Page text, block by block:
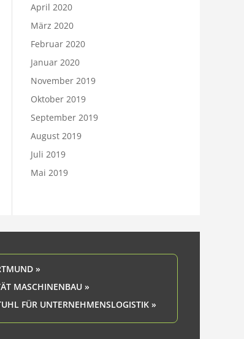
April 2020
März 2020
Februar 2020
Januar 2020
November 2019
Oktober 2019
September 2019
August 2019
Juli 2019
Mai 2019
»
MASCHINENBAU »
FÜR UNTERNEHMENSLOGISTIK »